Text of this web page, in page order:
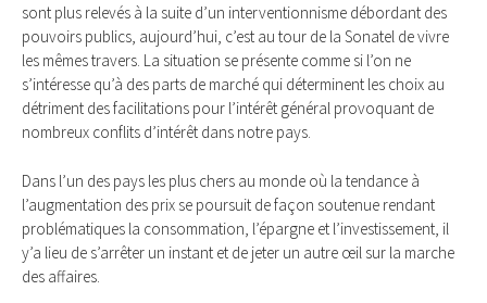
sont plus relevés à la suite d’un interventionnisme débordant des
pouvoirs publics, aujourd’hui, c’est au tour de la Sonatel de vivre
les mêmes travers. La situation se présente comme si l’on ne
s’intéresse qu’à des parts de marché qui déterminent les choix au
détriment des facilitations pour l’intérêt général provoquant de
nombreux conflits d’intérêt dans notre pays.
Dans l’un des pays les plus chers au monde où la tendance à
l’augmentation des prix se poursuit de façon soutenue rendant
problématiques la consommation, l’épargne et l’investissement, il
y’a lieu de s’arrêter un instant et de jeter un autre œil sur la marche
des affaires.